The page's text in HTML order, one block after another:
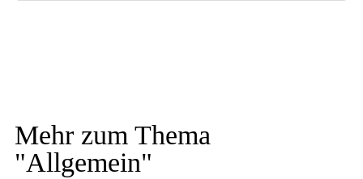
Mehr zum Thema
"Allgemein"